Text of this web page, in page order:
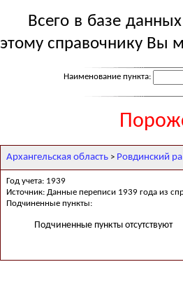
Всего в базе
этому справочнику Вы
Наименование пункта:
Архангельская область > Ровдинский
Год учета: 1939
Источник: Данные переписи 1939 года из
Подчиненные пункты:
Подчиненные пункты отсутствуют